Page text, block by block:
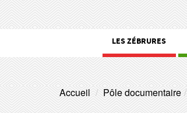
LES ZÉBRURES
Accueil Pôle documentaire